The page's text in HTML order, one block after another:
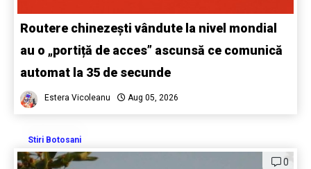
Routere chinezești vândute la nivel mondial
au o „portiță de acces” ascunsă ce comunică
automat la 35 de secunde
Estera Vicoleanu Aug 05, 2026
Stiri Botosani
0